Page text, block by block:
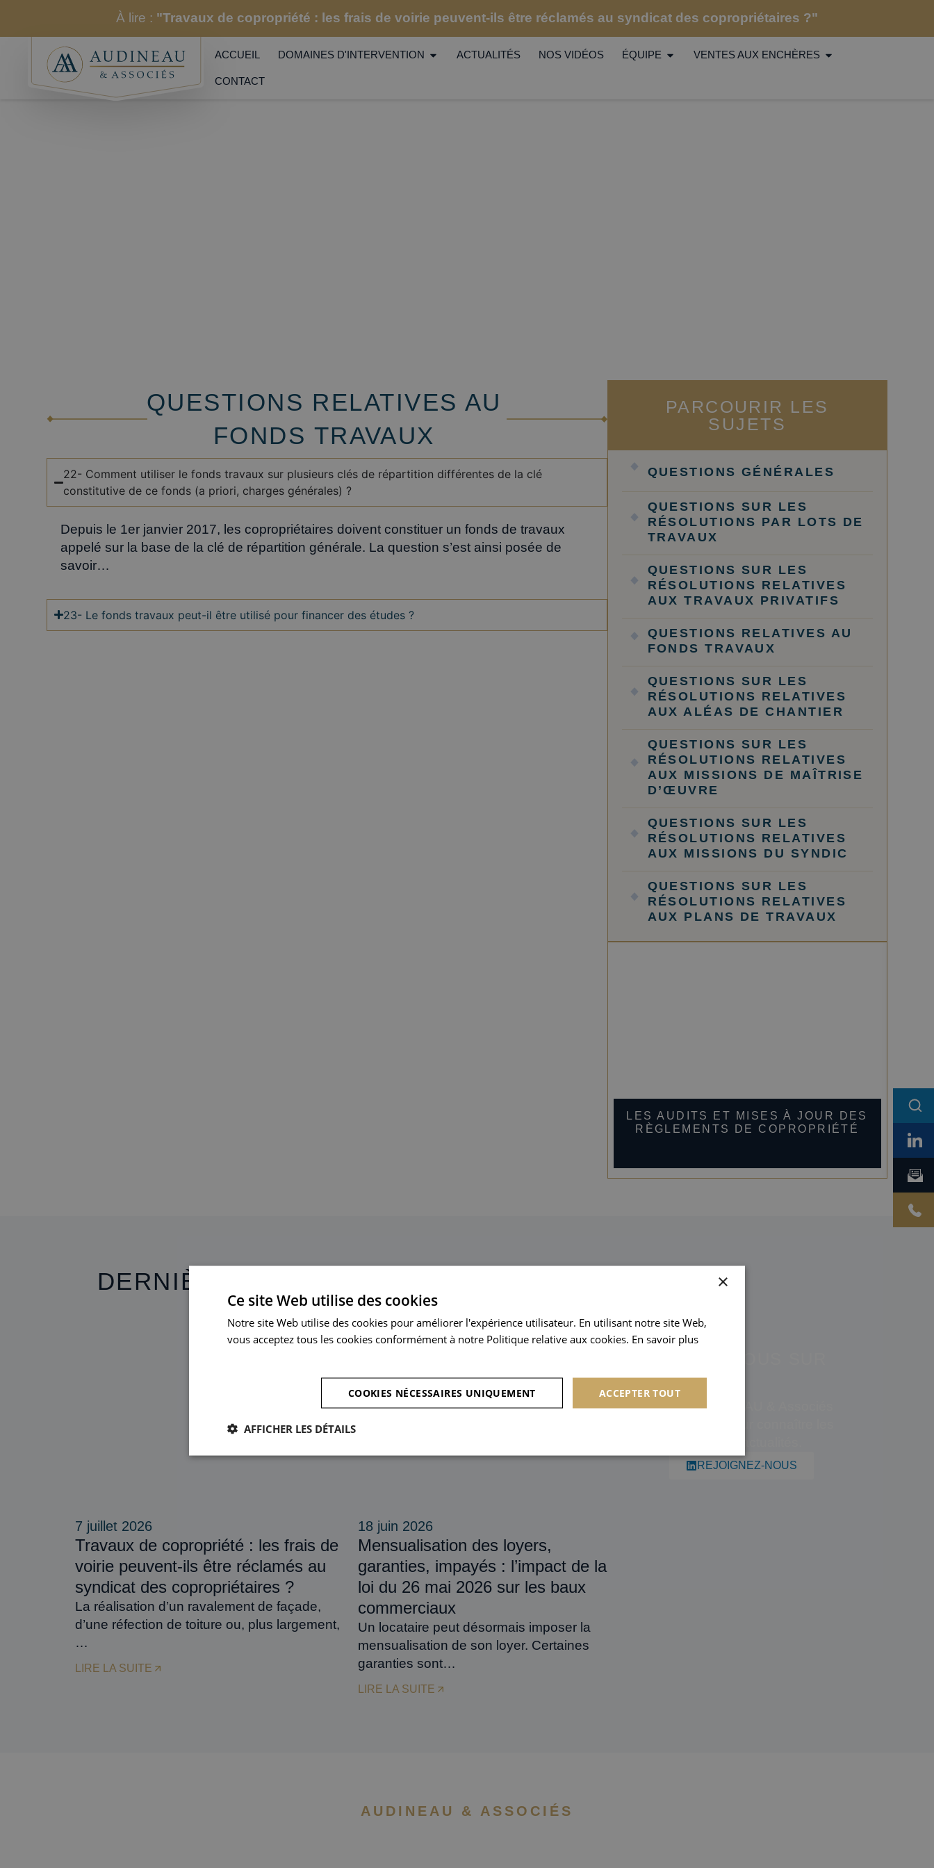
À lire : "Travaux de copropriété : les frais de voirie peuvent-ils être réclamés au syndicat des copropriétaires ?"
ACCUEIL DOMAINES D'INTERVENTION ACTUALITÉS NOS VIDÉOS ÉQUIPE VENTES AUX ENCHÈRES
CONTACT
QUESTIONS RELATIVES AU
FONDS TRAVAUX
22- Comment utiliser le fonds travaux sur plusieurs clés de répartition différentes de la clé
constitutive de ce fonds (a priori, charges générales) ?
Depuis le 1er janvier 2017, les copropriétaires doivent constituer un fonds de travaux
appelé sur la base de la clé de répartition générale. La question s’est ainsi posée de
savoir…
23- Le fonds travaux peut-il être utilisé pour financer des études ?
PARCOURIR LES
SUJETS
QUESTIONS GÉNÉRALES
QUESTIONS SUR LES
RÉSOLUTIONS PAR LOTS DE
TRAVAUX
QUESTIONS SUR LES
RÉSOLUTIONS RELATIVES
AUX TRAVAUX PRIVATIFS
QUESTIONS RELATIVES AU
FONDS TRAVAUX
QUESTIONS SUR LES
RÉSOLUTIONS RELATIVES
AUX ALÉAS DE CHANTIER
QUESTIONS SUR LES
RÉSOLUTIONS RELATIVES
AUX MISSIONS DE MAÎTRISE
D’ŒUVRE
QUESTIONS SUR LES
RÉSOLUTIONS RELATIVES
AUX MISSIONS DU SYNDIC
QUESTIONS SUR LES
RÉSOLUTIONS RELATIVES
AUX PLANS DE TRAVAUX
LES AUDITS ET MISES À JOUR DES
RÈGLEMENTS DE COPROPRIÉTÉ
DERNIÈRES ACTUALITÉS & CONSEILS
7 juillet 2026
Travaux de copropriété : les frais de
voirie peuvent-ils être réclamés au
syndicat des copropriétaires ?
La réalisation d’un ravalement de façade,
d’une réfection de toiture ou, plus largement,
…
LIRE LA SUITE
18 juin 2026
Mensualisation des loyers,
garanties, impayés : l’impact de la
loi du 26 mai 2026 sur les baux
commerciaux
Un locataire peut désormais imposer la
mensualisation de son loyer. Certaines
garanties sont…
LIRE LA SUITE
Suivez AUDINEAU & Associés
REJOIGNEZ-NOUS
AUDINEAU & ASSOCIÉS
×
Ce site Web utilise des cookies
Notre site Web utilise des cookies pour améliorer l'expérience utilisateur. En utilisant notre site Web,
vous acceptez tous les cookies conformément à notre Politique relative aux cookies. En savoir plus
ACCEPTER TOUT
COOKIES NÉCESSAIRES UNIQUEMENT
AFFICHER LES DÉTAILS